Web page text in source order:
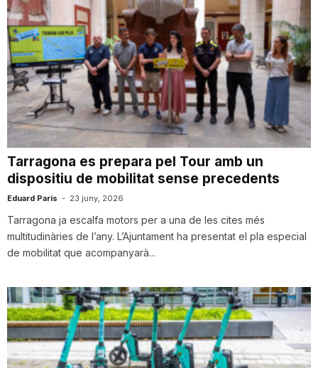
Tarragona es prepara pel Tour amb un
dispositiu de mobilitat sense precedents
Eduard París - 23 juny, 2026
Tarragona ja escalfa motors per a una de les cites més
multitudinàries de l’any. L’Ajuntament ha presentat el pla especial
de mobilitat que acompanyarà...